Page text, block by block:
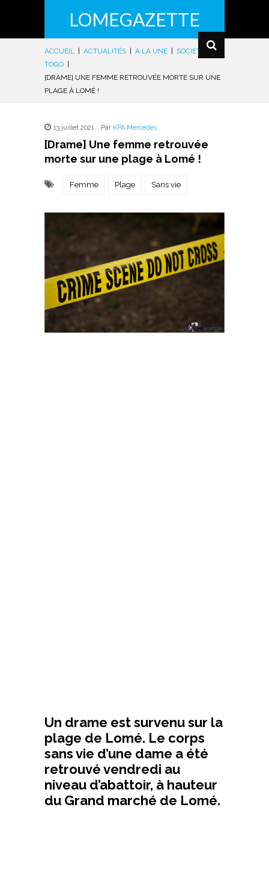
LOMEGAZETTE
ACCUEIL ACTUALITÉS A LA UNE SOCIÉTÉ
|
TOGO
[DRAME] UNE FEMME RETROUVÉE MORTE SUR UNE
PLAGE À LOMÉ !
13 juillet 2021 , Par KPA Mercedes
[Drame] Une femme retrouvée
morte sur une plage à Lomé !
Femme Plage Sans vie
Un drame est survenu sur la
plage de Lomé. Le corps
sans vie d’une dame a été
retrouvé vendredi au
niveau d’abattoir, à hauteur
du Grand marché de Lomé.